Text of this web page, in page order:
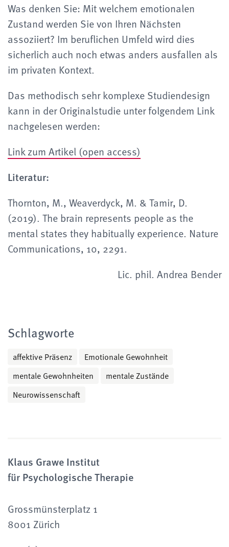
Was denken Sie: Mit welchem emotionalen
Zustand werden Sie von Ihren Nächsten
assoziiert? Im beruflichen Umfeld wird dies
sicherlich auch noch etwas anders ausfallen als
im privaten Kontext.
Das methodisch sehr komplexe Studiendesign
kann in der Originalstudie unter folgendem Link
nachgelesen werden:
Link zum Artikel (open access)
Literatur:
Thornton, M., Weaverdyck, M. & Tamir, D.
(2019). The brain represents people as the
mental states they habitually experience. Nature
Communications, 10, 2291.
Lic. phil. Andrea Bender
Schlagworte
affektive Präsenz
Emotionale Gewohnheit
mentale Gewohnheiten
mentale Zustände
Neurowissenschaft
Klaus Grawe Institut
für Psychologische Therapie
Grossmünsterplatz 1
8001 Zürich